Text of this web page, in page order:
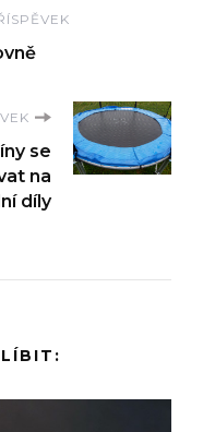
se
na
díly